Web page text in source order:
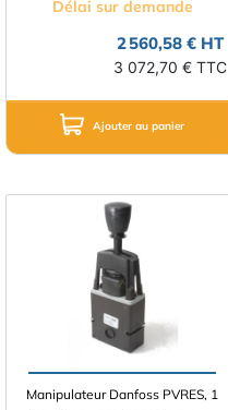
Délai sur demande
2 560,58 € HT
3 072,70 € TTC
Ajouter au panier
Manipulateur Danfoss PVRES, 1